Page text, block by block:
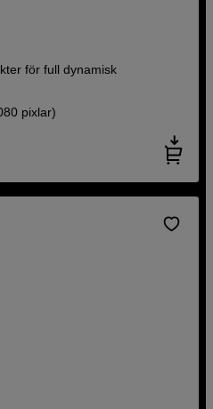
för full dynamisk
pixlar)